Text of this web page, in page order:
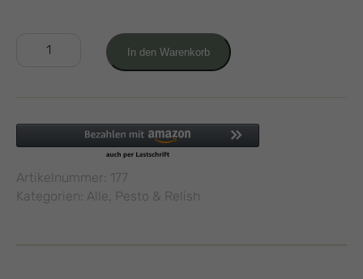
Petersilien
In den Warenkorb
Artikelnummer: 177
Kategorien: Alle, Pesto & Relish